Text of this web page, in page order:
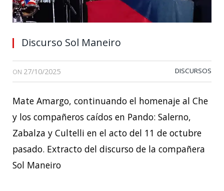
Discurso Sol Maneiro
ON 27/10/2025 DISCURSOS
Mate Amargo, continuando el homenaje al Che
y los compañeros caídos en Pando: Salerno,
Zabalza y Cultelli en el acto del 11 de octubre
pasado. Extracto del discurso de la compañera
Sol Maneiro